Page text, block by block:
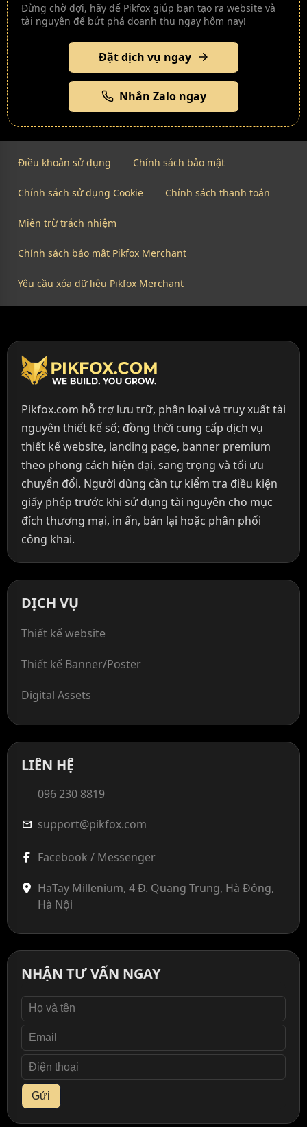
Đừng chờ đợi, hãy để Pikfox giúp bạn tạo ra website và
tài nguyên để bứt phá doanh thu ngay hôm nay!
Đặt dịch vụ ngay
Nhắn Zalo ngay
Điều khoản sử dụng Chính sách bảo mật
Chính sách sử dụng Cookie Chính sách thanh toán
Miễn trừ trách nhiệm
Chính sách bảo mật Pikfox Merchant
Yêu cầu xóa dữ liệu Pikfox Merchant
Pikfox.com hỗ trợ lưu trữ, phân loại và truy xuất tài
nguyên thiết kế số; đồng thời cung cấp dịch vụ
thiết kế website, landing page, banner premium
theo phong cách hiện đại, sang trọng và tối ưu
chuyển đổi. Người dùng cần tự kiểm tra điều kiện
giấy phép trước khi sử dụng tài nguyên cho mục
đích thương mại, in ấn, bán lại hoặc phân phối
công khai.
DỊCH VỤ
Thiết kế website
Thiết kế Banner/Poster
Digital Assets
LIÊN HỆ
096 230 8819
mail support@pikfox.com
Facebook / Messenger
HaTay Millenium, 4 Đ. Quang Trung, Hà Đông,
Hà Nội
NHẬN TƯ VẤN NGAY
Gửi